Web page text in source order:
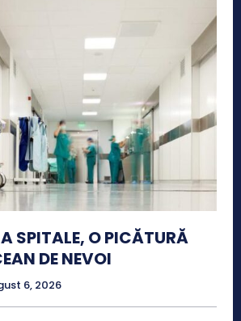
SPITALE, O PICĂTURĂ
DE NEVOI
6, 2026